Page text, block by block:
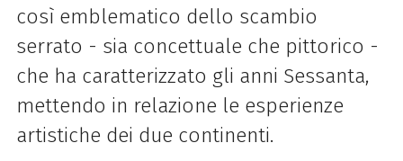
così emblematico dello scambio
serrato - sia concettuale che pittorico -
che ha caratterizzato gli anni Sessanta,
mettendo in relazione le esperienze
artistiche dei due continenti.